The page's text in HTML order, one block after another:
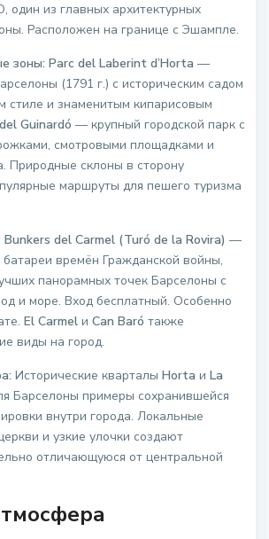
из главных архитектурных
Расположен на границе с Эшампле.
зоны: Parc del Laberint d’Horta —
(1791 г.) с историческим садом
стиле и знаменитым кипарисовым
Guinardó — крупный городской парк с
смотровыми площадками и
Природные склоны в сторону
маршруты для пешего туризма
Bunkers del Carmel (Turó de la Rovira) —
времён Гражданской войны,
панорамных точек Барселоны с
и море. Вход бесплатный. Особенно
El Carmel иCan Baró также
виды на город.
Исторические кварталыHorta иLa
Барселоны примеры сохранившейся
внутри города. Локальные
и узкие улочки создают
отличающуюся от центральной